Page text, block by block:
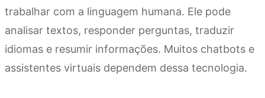
trabalhar com a linguagem humana. Ele pode
analisar textos, responder perguntas, traduzir
idiomas e resumir informações. Muitos chatbots e
assistentes virtuais dependem dessa tecnologia.